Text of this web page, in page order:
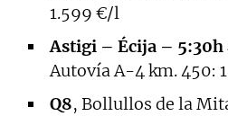
1.599 €/l
Astigi – Écija – 5:30h
Autovía A-4 km. 450:
Q8, Bollullos de la